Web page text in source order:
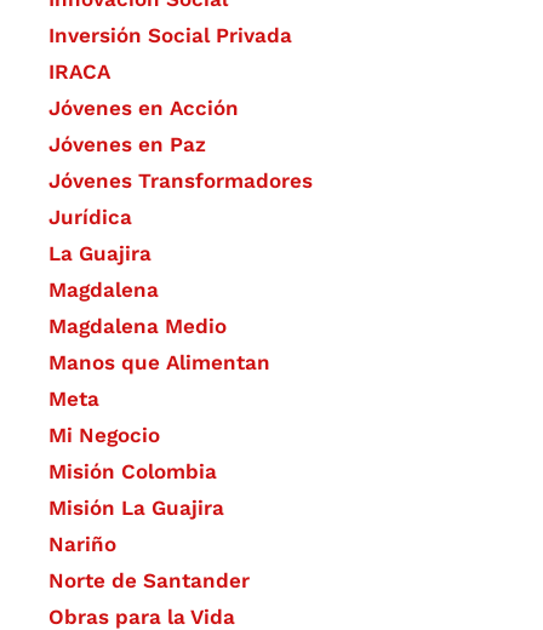
Inversión Social Privada
IRACA
Jóvenes en Acción
Jóvenes en Paz
Jóvenes Transformadores
Jurídica
La Guajira
Magdalena
Magdalena Medio
Manos que Alimentan
Meta
Mi Negocio
Misión Colombia
Misión La Guajira
Nariño
Norte de Santander
Obras para la Vida